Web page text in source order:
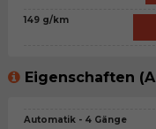
149 g/km
Eigenschaften
Automatik - 4 Gänge